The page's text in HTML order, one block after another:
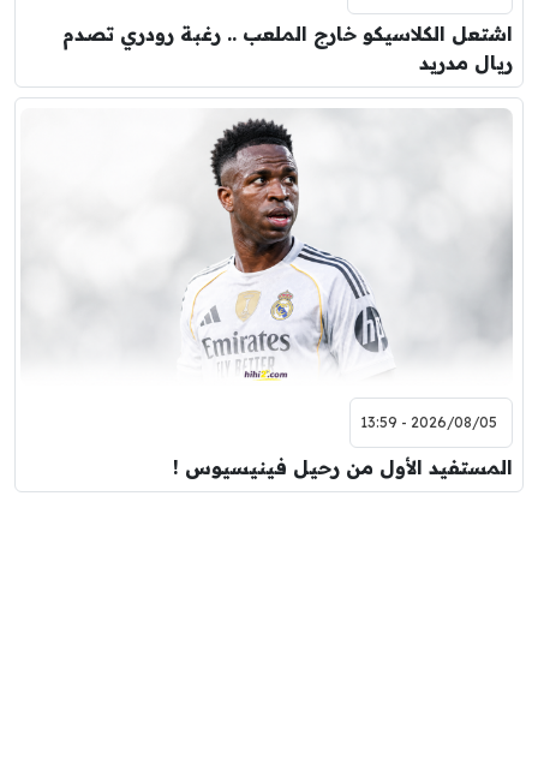
اشتعل الكلاسيكو خارج الملعب .. رغبة رودري تصدم
ريال مدريد
2026/08/05 - 13:59
المستفيد الأول من رحيل فينيسيوس !